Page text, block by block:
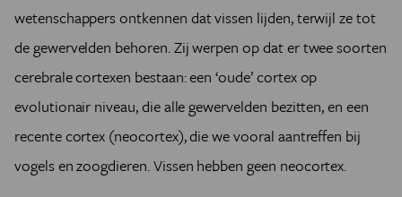
wetenschappers ontkennen dat vissen lijden, terwijl ze tot
de gewervelden behoren. Zij werpen op dat er twee soorten
cerebrale cortexen bestaan: een ‘oude’ cortex op
evolutionair niveau, die alle gewervelden bezitten, en een
recente cortex (neocortex), die we vooral aantreffen bij
vogels en zoogdieren. Vissen hebben geen neocortex.